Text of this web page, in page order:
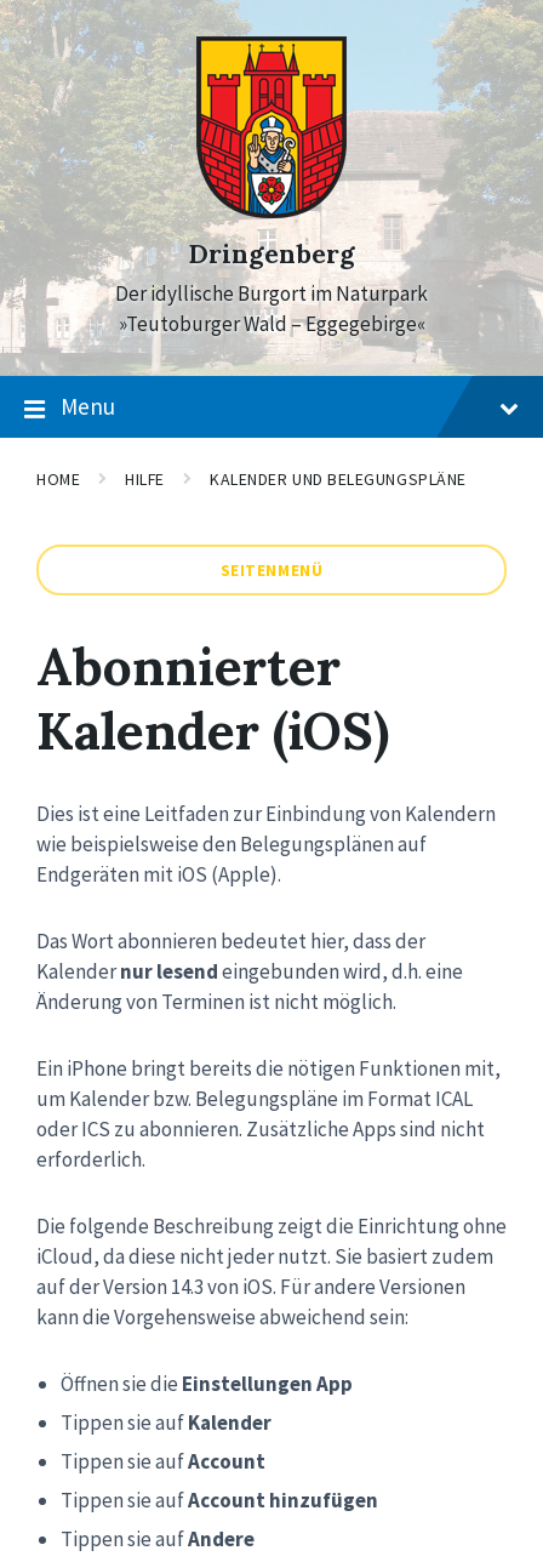
Skip
to
content
Skip
to
main
navigation
Skip
to
footer
Dringenberg
Der idyllische Burgort im Naturpark
»Teutoburger Wald – Eggegebirge«
Menu
HOME HILFE KALENDER UND BELEGUNGSPLÄNE
SEITENMENÜ
Abonnierter
Kalender (iOS)
Dies ist eine Leitfaden zur Einbindung von Kalendern
wie beispielsweise den Belegungsplänen auf
Endgeräten mit iOS (Apple).
Das Wort abonnieren bedeutet hier, dass der
Kalendernur lesendeingebunden wird, d.h. eine
Änderung von Terminen ist nicht möglich.
Ein iPhone bringt bereits die nötigen Funktionen mit,
um Kalender bzw. Belegungspläne im Format ICAL
oder ICS zu abonnieren. Zusätzliche Apps sind nicht
erforderlich.
Die folgende Beschreibung zeigt die Einrichtung ohne
iCloud, da diese nicht jeder nutzt. Sie basiert zudem
auf der Version 14.3 von iOS. Für andere Versionen
kann die Vorgehensweise abweichend sein:
Öffnen sie die Einstellungen App
Tippen sie aufKalender
Tippen sie aufAccount
Tippen sie aufAccount hinzufügen
Tippen sie aufAndere